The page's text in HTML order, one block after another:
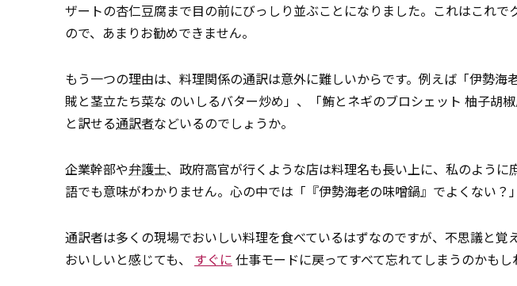
ザートの杏仁豆腐まで目の前にびっしり並ぶことになりました。これはこれで
ので、あまりお勧めできません。
もう一つの理由は、料理関係の通訳は意外に難しいからです。例えば「伊勢
賊と茎立たち菜な のいしるバター炒め」、「鮪とネギのブロシェット 柚子胡
と訳せる通訳者などいるのでしょうか。
企業幹部や弁護士、政府高官が行くような店は料理名も長い上に、私のよう
語でも意味がわかりません。心の中では「『伊勢海老の味噌鍋』でよくない？
通訳者は多くの現場でおいしい料理を食べているはずなのですが、不思議と覚
おいしいと感じても、 すぐに 仕事モードに戻ってすべて忘れてしまうのかもし